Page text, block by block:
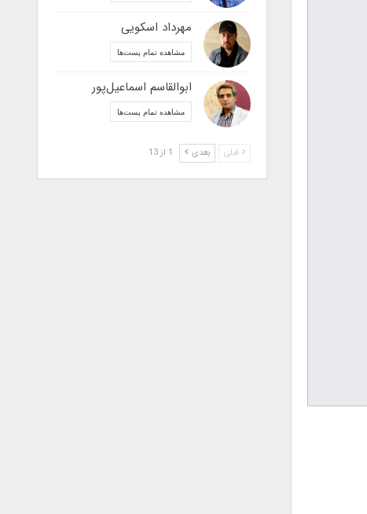
مهرداد اسکویی
مشاهده تمام پست‌ها
ابوالقاسم اسماعیل‌پور
مشاهده تمام پست‌ها
قبلی بعدی 1 از 13